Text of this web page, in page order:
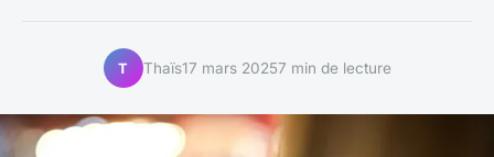
T Thaïs17 mars 20257 min de lecture